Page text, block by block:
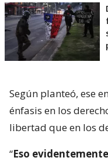
Según planteó, ese
énfasis en los
libertad que en los
“Eso